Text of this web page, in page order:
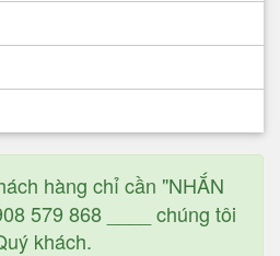
hàng chỉ cần "NHẮN
579 868 ____ chúng tôi
khách.